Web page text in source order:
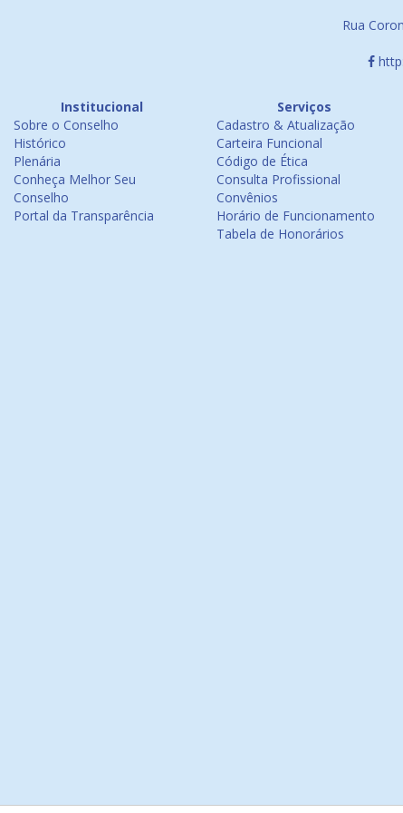
Rua
Institucional
Sobre o Conselho
Histórico
Plenária
Conheça Melhor Seu
Conselho
Portal da Transparência
Serviços
Cadastro & Atualização
Carteira Funcional
Código de Ética
Consulta Profissional
Convênios
Horário de Funcionamento
Tabela de Honorários